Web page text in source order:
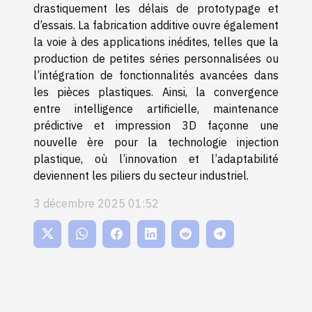
drastiquement les délais de prototypage et
d’essais. La fabrication additive ouvre également
la voie à des applications inédites, telles que la
production de petites séries personnalisées ou
l’intégration de fonctionnalités avancées dans
les pièces plastiques. Ainsi, la convergence
entre intelligence artificielle, maintenance
prédictive et impression 3D façonne une
nouvelle ère pour la technologie injection
plastique, où l’innovation et l’adaptabilité
deviennent les piliers du secteur industriel.
3 décembre 2025 01:52